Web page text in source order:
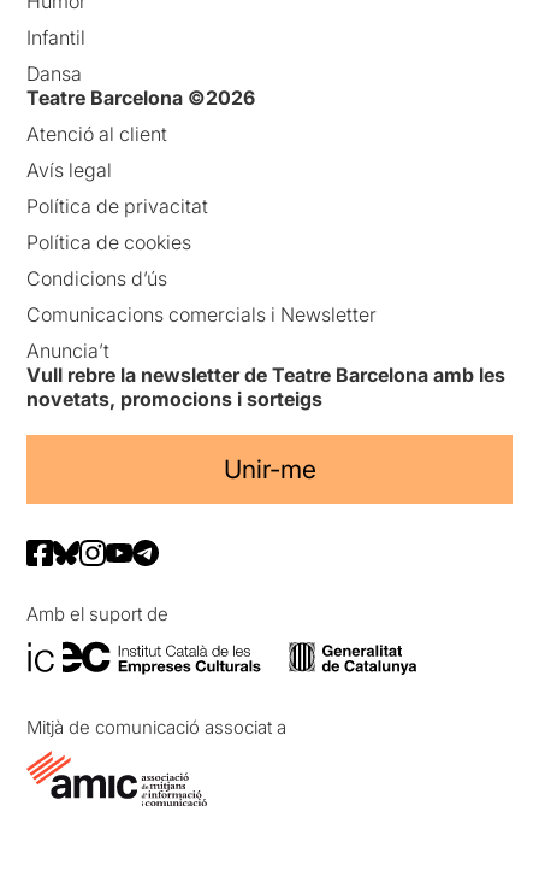
Infantil
Dansa
Teatre Barcelona ©2026
Atenció al client
Avís legal
Política de privacitat
Política de cookies
Condicions d’ús
Comunicacions comercials i Newsletter
Anuncia’t
Vull rebre la newsletter de Teatre Barcelona amb les
novetats, promocions i sorteigs
Unir-me
Amb el suport de
Mitjà de comunicació associat a